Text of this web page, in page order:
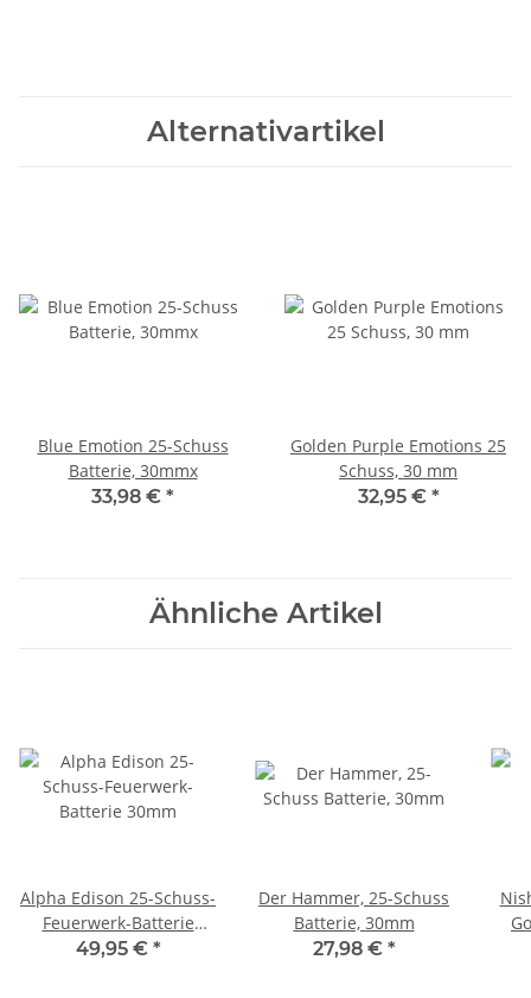
Alternativartikel
Blue Emotion 25-Schuss
Batterie, 30mmx
33,98 € *
Golden Purple Emotions 25
Schuss, 30 mm
32,95 € *
Ähnliche Artikel
Alpha Edison 25-Schuss-
Feuerwerk-Batterie
30mm
49,95 € *
Der Hammer, 25-Schuss
Batterie, 30mm
27,98 € *